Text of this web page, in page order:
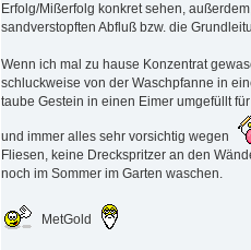
Erfolg/Mißerfolg konkret sehen,
sandverstopften Abfluß bzw. die
Wenn ich mal zu hause Konzentrat
schluckweise von der Waschpfanne in
taube Gestein in einen Eimer umgefüllt
und immer alles sehr vorsichtig wegen
Fliesen, keine Dreckspritzer an den
noch im Sommer im Garten waschen.
MetGold